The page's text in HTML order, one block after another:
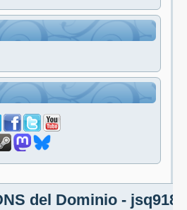
del Dominio -